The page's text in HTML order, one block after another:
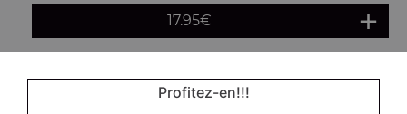
17.95€
boursin large
Base sauce tomate, mozzarella, viande hachée, oeuf
Profitez-en!!!